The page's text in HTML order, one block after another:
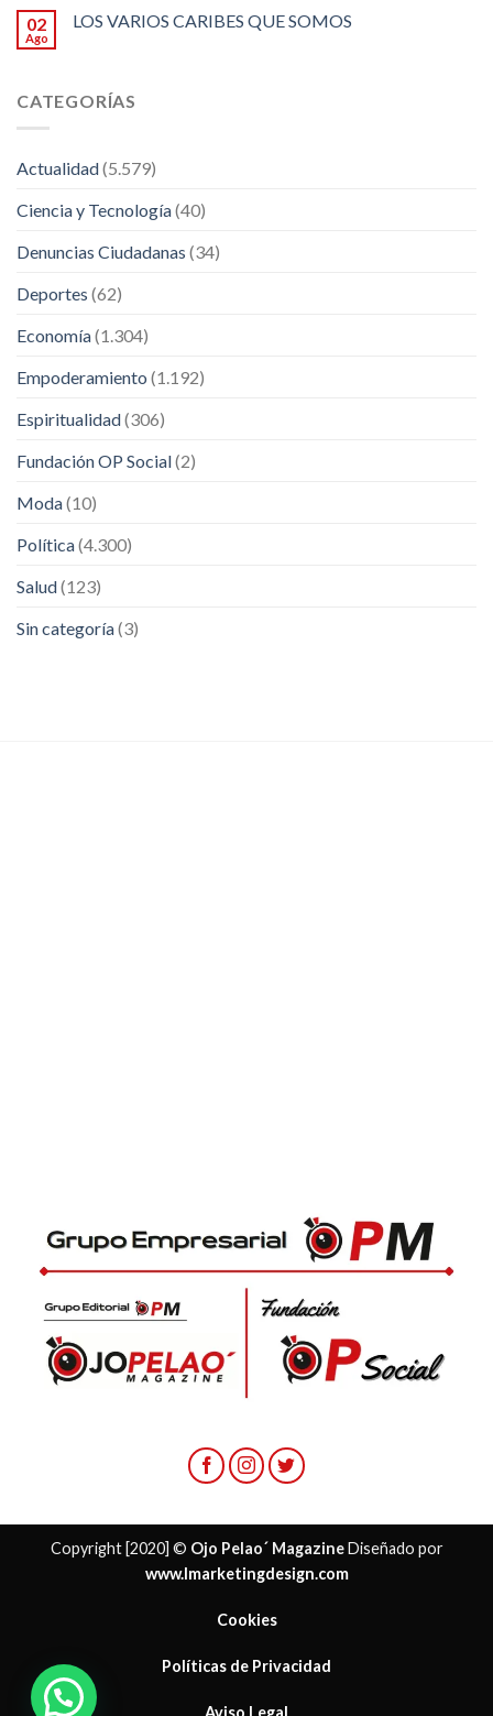
02
Ago
LOS VARIOS CARIBES QUE SOMOS
CATEGORÍAS
Actualidad(5.579)
Ciencia y Tecnología(40)
Denuncias Ciudadanas (34)
Deportes (62)
Economía(1.304)
Empoderamiento (1.192)
Espiritualidad(306)
Fundación OP Social(2)
Moda(10)
Política(4.300)
Salud(123)
Sin categoría(3)
Copyright [2020] © Ojo Pelao´ MagazineDiseñado por
www.lmarketingdesign.com
Cookies
Políticas de Privacidad
Aviso Legal